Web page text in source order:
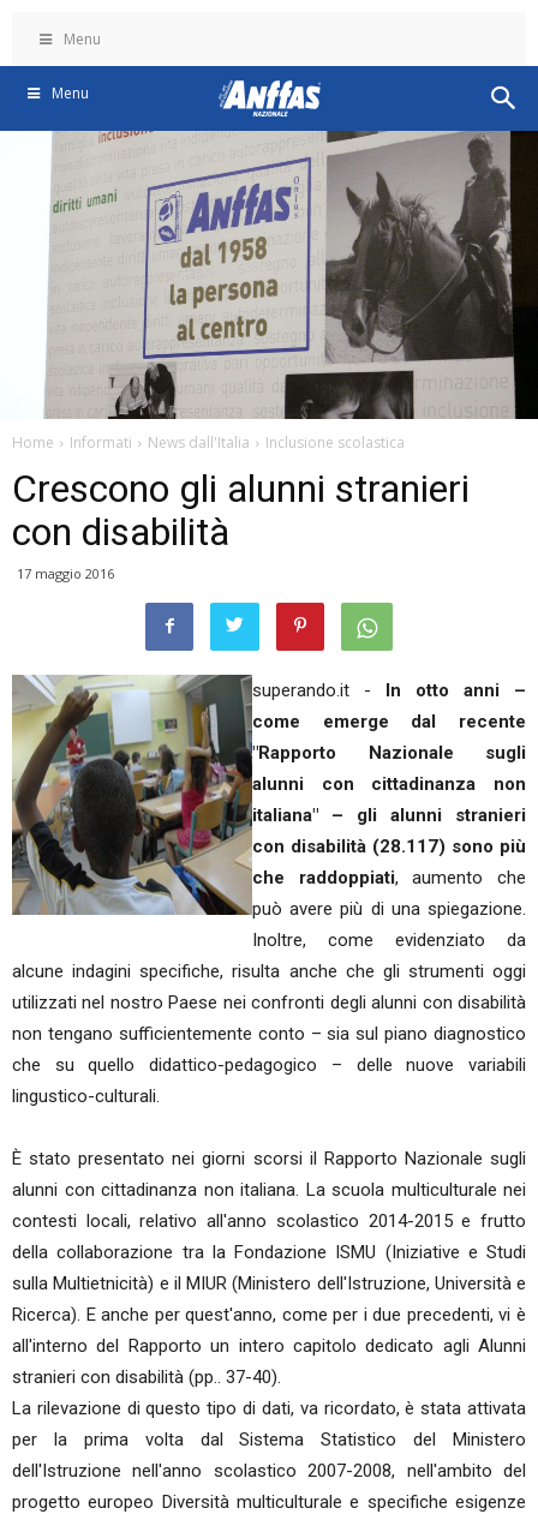
Menu
Menu
Home Informati News dall'Italia Inclusione scolastica
Crescono gli alunni stranieri
con disabilità
17 maggio 2016
superando.it - In otto anni –
come emerge dal recente
"Rapporto Nazionale sugli
alunni con cittadinanza non
italiana" – gli alunni stranieri
con disabilità (28.117) sono più
che raddoppiati, aumento che
può avere più di una spiegazione.
Inoltre, come evidenziato da
alcune indagini specifiche, risulta anche che gli strumenti oggi
utilizzati nel nostro Paese nei confronti degli alunni con disabilità
non tengano sufficientemente conto – sia sul piano diagnostico
che su quello didattico-pedagogico – delle nuove variabili
lingustico-culturali.
È stato presentato nei giorni scorsi il Rapporto Nazionale sugli
alunni con cittadinanza non italiana. La scuola multiculturale nei
contesti locali, relativo all'anno scolastico 2014-2015 e frutto
della collaborazione tra la Fondazione ISMU (Iniziative e Studi
sulla Multietnicità) e il MIUR (Ministero dell'Istruzione, Università e
Ricerca). E anche per quest'anno, come per i due precedenti, vi è
all'interno del Rapporto un intero capitolo dedicato agli Alunni
stranieri con disabilità (pp.. 37-40).
La rilevazione di questo tipo di dati, va ricordato, è stata attivata
per la prima volta dal Sistema Statistico del Ministero
dell'Istruzione nell'anno scolastico 2007-2008, nell'ambito del
progetto europeo Diversità multiculturale e specifiche esigenze